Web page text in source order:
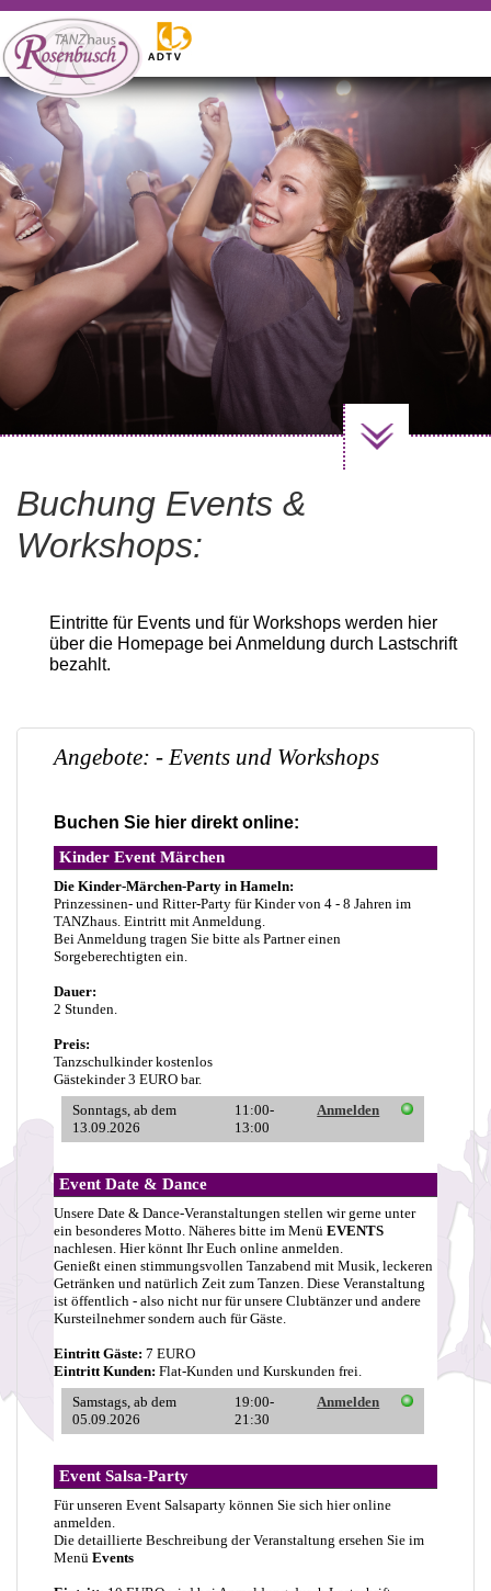
WILLKOMMEN
Tanzangebote
Gutscheine
Events
Vermietung
Weitere Angebote
Kontakt
Buchung Events &
Workshops:
Eintritte für Events und für Workshops werden hier
über die Homepage bei Anmeldung durch Lastschrift
bezahlt.